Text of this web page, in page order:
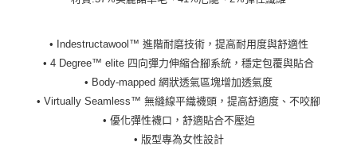
• Indestructawool™ 進階耐磨技術，提高耐用度與舒適性
• 4 Degree™ elite 四向彈力伸縮合腳系統，穩定包覆與貼合
• Body-mapped 網狀透氣區塊增加透氣度
• Virtually Seamless™ 無縫線平織襪頭，提高舒適度、不咬腳
• 優化彈性襪口，舒適貼合不壓迫
• 版型專為女性設計